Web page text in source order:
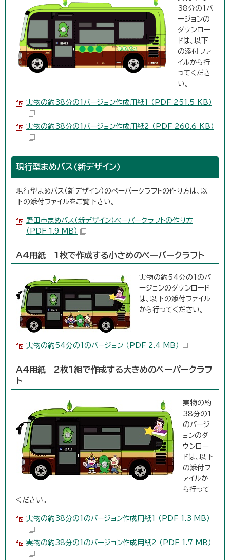
38分の1バ
ージョンの
ダウンロー
ドは、以下
の添付ファ
イルから行
ってくださ
い。
実物の約38分の1バージョン作成用紙1 （PDF 251.5 KB）
実物の約38分の1バージョン作成用紙2 （PDF 260.6 KB）
現行型まめバス（新デザイン）
現行型まめバス（新デザイン）のペーパークラフトの作り方は、以
下の添付ファイルをご覧下さい。
野田市まめバス（新デザイン）ペーパークラフトの作り方
（PDF 1.9 MB）
A4用紙 1枚で作成する小さめのペーパークラフト
実物の約54分の1のバ
ージョンのダウンロード
は、以下の添付ファイル
から行ってください。
実物の約54分の1のバージョン （PDF 2.4 MB）
A4用紙 2枚1組で作成する大きめのペーパークラフ
ト
実物の約
38分の1
のバージ
ョンのダ
ウンロー
ドは、以下
の添付フ
ァイルか
ら行って
ください。
実物の約38分の1のバージョン作成用紙1 （PDF 1.3 MB）
実物の約38分の1のバージョン作成用紙2 （PDF 1.7 MB）